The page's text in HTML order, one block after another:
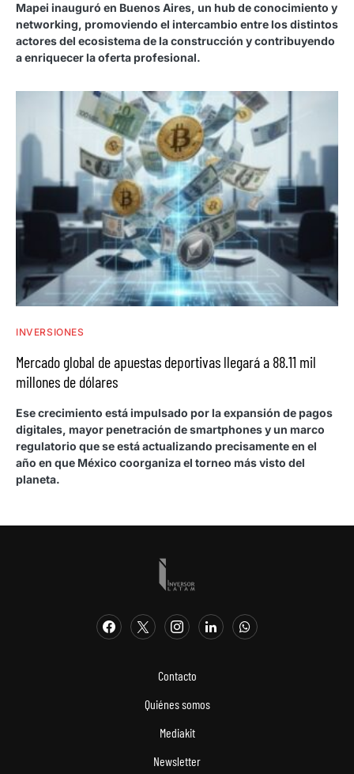
Mapei inauguró en Buenos Aires, un hub de conocimiento y
networking, promoviendo el intercambio entre los distintos
actores del ecosistema de la construcción y contribuyendo
a enriquecer la oferta profesional.
INVERSIONES
Mercado global de apuestas deportivas llegará a 88.11 mil
millones de dólares
Ese crecimiento está impulsado por la expansión de pagos
digitales, mayor penetración de smartphones y un marco
regulatorio que se está actualizando precisamente en el
año en que México coorganiza el torneo más visto del
planeta.
Contacto
Quiénes somos
Mediakit
Newsletter